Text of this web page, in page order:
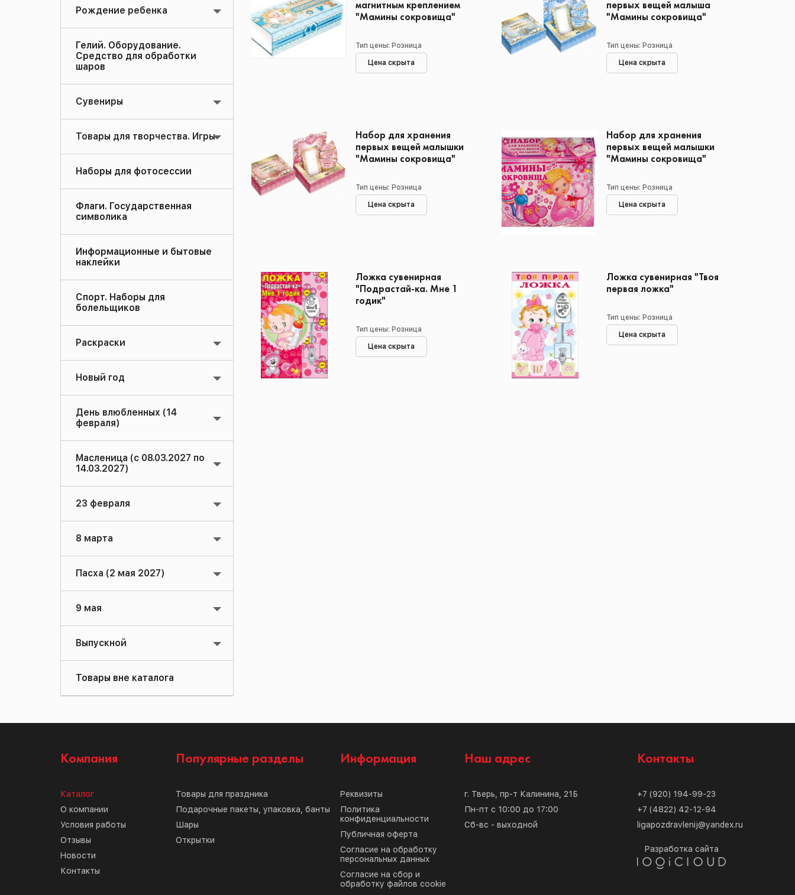
Рождение ребенка
Гелий. Оборудование.
Средство для обработки
шаров
Сувениры
Товары для творчества. Игры
Наборы для фотосессии
Флаги. Государственная
символика
Информационные и бытовые
наклейки
Спорт. Наборы для
болельщиков
Раскраски
Новый год
День влюбленных (14
февраля)
Масленица (с 08.03.2027 по
14.03.2027)
23 февраля
8 марта
Пасха (2 мая 2027)
9 мая
Выпускной
Товары вне каталога
магнитным креплением
"Мамины сокровища"
Тип цены: Розница
Цена скрыта
первых вещей малыша
"Мамины сокровища"
Тип цены: Розница
Цена скрыта
Набор для хранения
первых вещей малышки
"Мамины сокровища"
Тип цены: Розница
Цена скрыта
Набор для хранения
первых вещей малышки
"Мамины сокровища"
Тип цены: Розница
Цена скрыта
Ложка сувенирная
"Подрастай-ка. Мне 1
годик"
Тип цены: Розница
Цена скрыта
Ложка сувенирная "Твоя
первая ложка"
Тип цены: Розница
Цена скрыта
Компания
Каталог
О компании
Условия работы
Отзывы
Новости
Контакты
Популярные разделы
Товары для праздника
Подарочные пакеты, упаковка, банты
Шары
Открытки
Информация
Реквизиты
Политика
конфиденциальности
Публичная оферта
Согласие на обработку
персональных данных
Согласие на сбор и
обработку файлов cookie
Наш адрес
г. Тверь, пр-т Калинина, 21Б
Пн-пт с 10:00 до 17:00
Сб-вс - выходной
Контакты
+7 (920) 194-99-23
+7 (4822) 42-12-94
ligapozdravlenij@yandex.ru
Разработка сайта